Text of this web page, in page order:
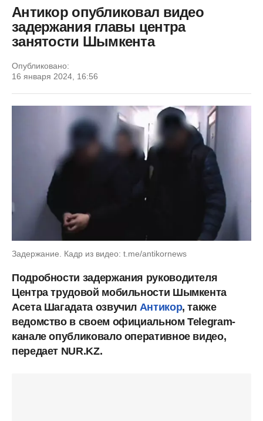
Антикор опубликовал видео
задержания главы центра
занятости Шымкента
Опубликовано:
16 января 2024, 16:56
Задержание. Кадр из видео: t.me/antikornews
Подробности задержания руководителя
Центра трудовой мобильности Шымкента
Асета Шагадата озвучил Антикор, также
ведомство в своем официальном Telegram-
канале опубликовало оперативное видео,
передает NUR.KZ.